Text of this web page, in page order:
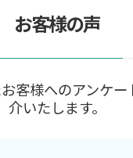
お客様の声
客様へのアンケ
介いたします。